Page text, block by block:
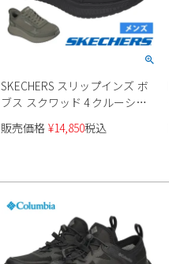
SKECHERS スリップインズ ボ
ブス スクワッド 4 クルーシャ
ル ステップ 防水 118416 メンズ
販売価格 ¥14,850税込